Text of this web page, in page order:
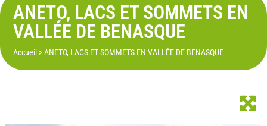
ANETO, LACS ET SOMMETS EN
VALLÉE DE BENASQUE
Accueil >ANETO, LACS ET SOMMETS EN VALLÉE DE BENASQUE